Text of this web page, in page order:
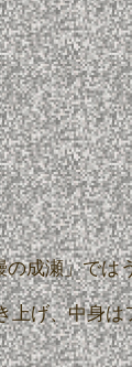
の成瀬」では
上げ、中身